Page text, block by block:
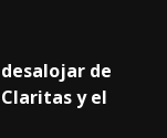
de
y el